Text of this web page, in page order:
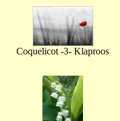
Coquelicot -3- Klaproos